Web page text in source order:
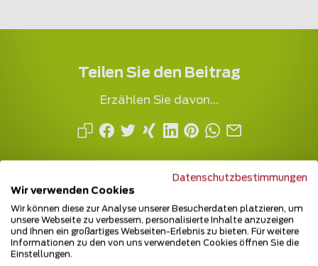
Teilen Sie den Beitrag
Erzählen Sie davon...
Mehrfach ausgezeichnet und immer am
Datenschutzbestimmungen
Wir verwenden Cookies
Wir können diese zur Analyse unserer Besucherdaten platzieren, um
unsere Webseite zu verbessern, personalisierte Inhalte anzuzeigen
und Ihnen ein großartiges Webseiten-Erlebnis zu bieten. Für weitere
Informationen zu den von uns verwendeten Cookies öffnen Sie die
Einstellungen.